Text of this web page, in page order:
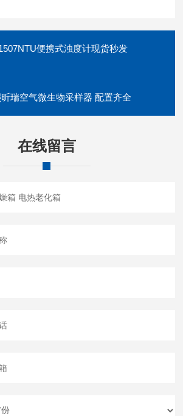
便携式浊度计现货秒发
瑞空气微生物采样器 配置齐全
在线留言